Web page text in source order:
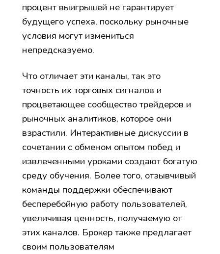
процент выигрышей не гарантирует
будущего успеха, поскольку рыночные
условия могут измениться
непредсказуемо.
Что отличает эти каналы, так это
точность их торговых сигналов и
процветающее сообщество трейдеров и
рыночных аналитиков, которое они
взрастили. Интерактивные дискуссии в
сочетании с обменом опытом побед и
извлеченными уроками создают богатую
среду обучения. Более того, отзывчивый
команды поддержки обеспечивают
бесперебойную работу пользователей,
увеличивая ценность, получаемую от
этих каналов. Брокер также предлагает
своим пользователям